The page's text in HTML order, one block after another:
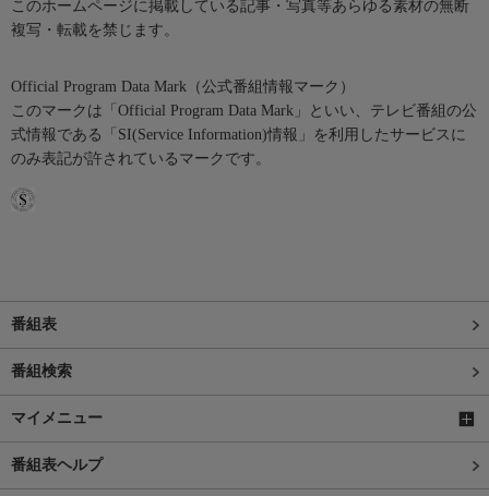
このホームページに掲載している記事・写真等あらゆる素材の無断
複写・転載を禁じます。
Official Program Data Mark（公式番組情報マーク）
このマークは「Official Program Data Mark」といい、テレビ番組の公
式情報である「SI(Service Information)情報」を利用したサービスに
のみ表記が許されているマークです。
番組表
番組検索
マイメニュー
番組表ヘルプ